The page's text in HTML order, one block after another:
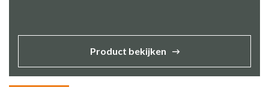
Product bekijken